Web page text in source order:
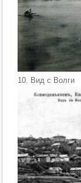
10. Вид с Волги